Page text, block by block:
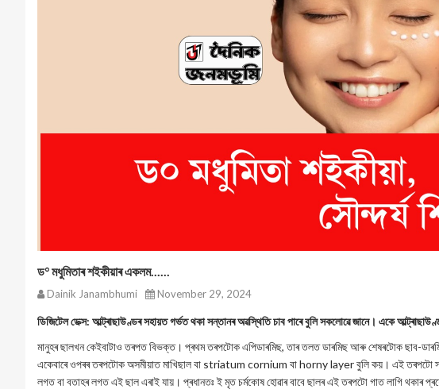
ড° মধুমিতাৰ শ‌ইকীয়াৰ একলম......
Dainik Janambhumi November 29, 2024
ডিজিটেল ডেক্স: আল্ট্ৰাছাউণ্ডৰ সহায়ত গৰ্ভত থকা সন্তানৰ অৱস্থিতি চাব পাৰে বুলি সকলোৱে জানে। একে
মানুহৰ ছালখন কেইবাটাও তৰপত বিভক্ত। প্ৰথম তৰপটোক এপিডাৰমিছ, তাৰ তলত ডাৰমিছ আৰু শেষৰটোক ছাব-
একেবাৰে ওপৰৰ তৰপটোক অসমীয়াত মাখিছাল বা striatum cornium বা horny layer বুলি কয়। এই তৰপটো
লগত বা বতাহৰ লগত এই ছাল এৰাই যায়। প্ৰধানতঃ ই মৃত চৰ্মকোষ হোৱাৰ বাবে ছালৰ এই তৰপটো গাত লাগি থকাৰ